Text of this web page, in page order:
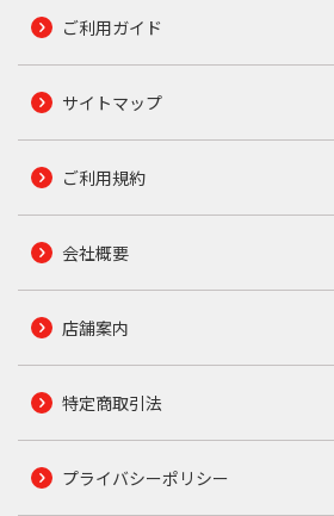
ご利用ガイド
サイトマップ
ご利用規約
会社概要
店舗案内
特定商取引法
プライバシーポリシー